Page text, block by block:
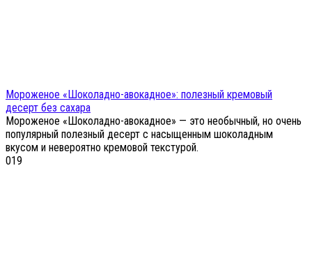
Мороженое «Шоколадно-авокадное»: полезный кремовый
десерт без сахара
Мороженое «Шоколадно-авокадное» — это необычный, но очень
популярный полезный десерт с насыщенным шоколадным
вкусом и невероятно кремовой текстурой.
019